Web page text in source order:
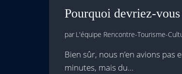
Pourquoi devriez-
par L'équipe Rencontre-Tourisme-
Bien sûr, nous n’en avions pas
minutes, mais du…